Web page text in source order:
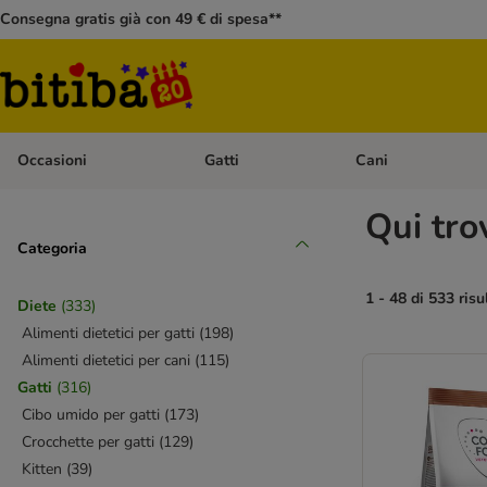
Consegna gratis già con 49 € di spesa**
Occasioni Apri Menù Categoria: Occasioni
Gatti Apri Menù Categoria:
Cani
Categoria
Diete (333)
Alimenti dietetici per gatti (198)
Alimenti dietetici per cani (115)
Gatti (316)
Cibo umido per gatti (173)
Crocchette per gatti (129)
Kitten (39)
Qui
1 - 48 di 533